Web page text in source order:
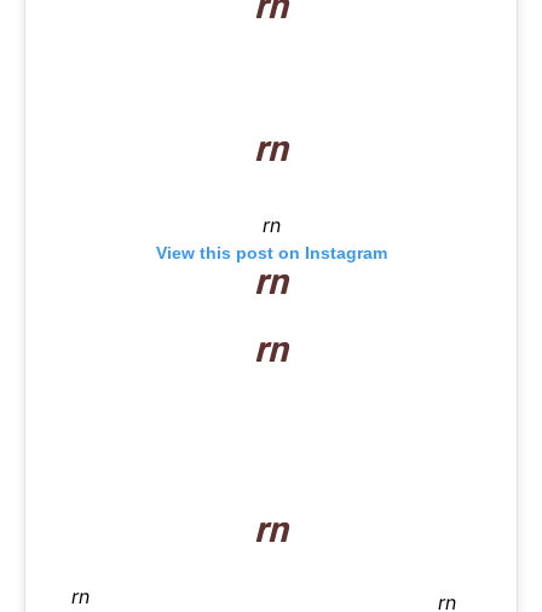
rn
rn
View this post on Instagram
rn
rn
rn
rn rn